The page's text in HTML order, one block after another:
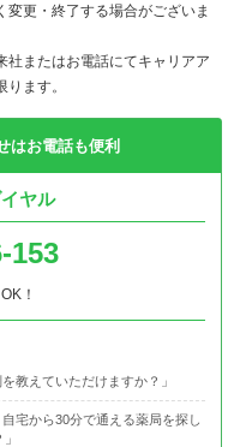
更・終了する場合がございま
またはお電話にてキャリアア
ます。
はお電話も便利
ヤル
153
！
教えていただけますか？」
宅から30分で通える薬局を探し